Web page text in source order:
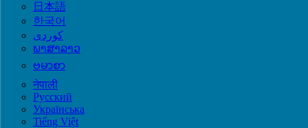
日本語
한국어
ພາສາລາວ
ဗမာစာ
नेपाली
Русский
Українська
Tiếng Việt